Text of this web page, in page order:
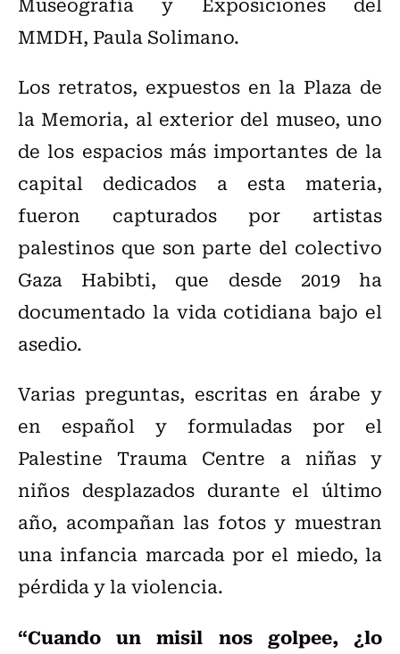
MMDH, Paula Solimano.
Los retratos, expuestos en la Plaza de
la Memoria, al exterior del museo, uno
de los espacios más importantes de la
capital dedicados a esta materia,
fueron capturados por artistas
palestinos que son parte del colectivo
Gaza Habibti, que desde 2019 ha
documentado la vida cotidiana bajo el
asedio.
Varias preguntas, escritas en árabe y
en español y formuladas por el
Palestine Trauma Centre a niñas y
niños desplazados durante el último
año, acompañan las fotos y muestran
una infancia marcada por el miedo, la
pérdida y la violencia.
“Cuando un misil nos golpee, ¿lo